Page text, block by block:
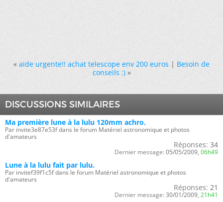
« aide urgente!! achat telescope env 200 euros|Besoin de
conseils :) »
DISCUSSIONS SIMILAIRES
Ma première lune à la lulu 120mm achro.
Par invite3e87e53f dans le forum Matériel astronomique et photos
d'amateurs
Réponses: 34
Dernier message: 05/05/2009, 06h49
Lune à la lulu fait par lulu.
Par invitef39f1c5f dans le forum Matériel astronomique et photos
d'amateurs
Réponses: 21
Dernier message: 30/01/2009, 21h41